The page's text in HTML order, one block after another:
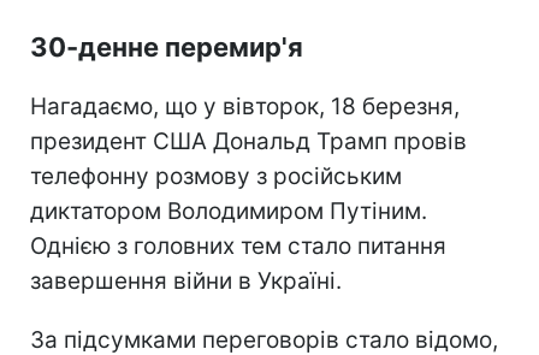
30-денне перемир'я
Нагадаємо, що у вівторок, 18 березня,
президент США Дональд Трамп провів
телефонну розмову з російським
диктатором Володимиром Путіним.
Однією з головних тем стало питання
завершення війни в Україні.
За підсумками переговорів стало відомо,